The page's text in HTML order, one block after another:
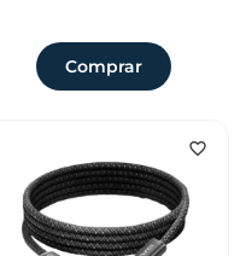
Comprar